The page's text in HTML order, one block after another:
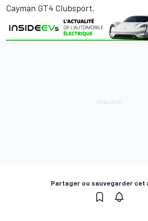
Cayman GT4 Clubsport.
Partager ou sauvegarder cet